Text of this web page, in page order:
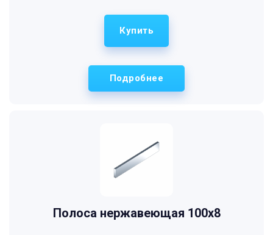
Подробнее
Купить
Полоса нержавеющая 100х8